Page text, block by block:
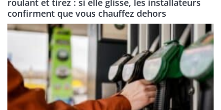
confirment que vous chauffez dehors